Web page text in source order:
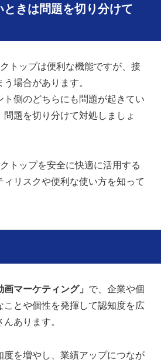
きは問題を切り分けて
トップは便利な機能ですが、接
場合があります。
ト側のどちらにも問題が起きてい
問題を切り分けて対処しましょ
トップを安全に快適に活用する
ィリスクや便利な使い方を知って
画マーケティング」 で、企業や個
ことや個性を発揮して認知度を広
あります。
度を増やし、業績アップにつなが